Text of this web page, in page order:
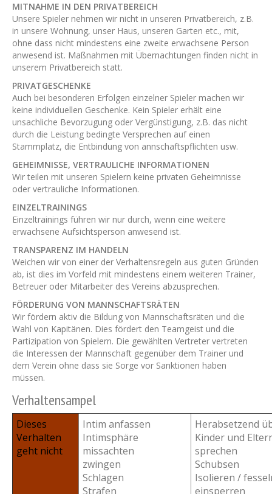
MITNAHME IN DEN PRIVATBEREICH
Unsere Spieler nehmen wir nicht in unseren Privatbereich, z.B.
in unsere Wohnung, unser Haus, unseren Garten etc., mit,
ohne dass nicht mindestens eine zweite erwachsene Person
anwesend ist. Maßnahmen mit Übernachtungen finden nicht in
unserem Privatbereich statt.
PRIVATGESCHENKE
Auch bei besonderen Erfolgen einzelner Spieler machen wir
keine individuellen Geschenke. Kein Spieler erhält eine
unsachliche Bevorzugung oder Vergünstigung, z.B. das nicht
durch die Leistung bedingte Versprechen auf einen
Stammplatz, die Entbindung von annschaftspflichten usw.
GEHEIMNISSE, VERTRAULICHE INFORMATIONEN
Wir teilen mit unseren Spielern keine privaten Geheimnisse
oder vertrauliche Informationen.
EINZELTRAININGS
Einzeltrainings führen wir nur durch, wenn eine weitere
erwachsene Aufsichtsperson anwesend ist.
TRANSPARENZ IM HANDELN
Weichen wir von einer der Verhaltensregeln aus guten Gründen
ab, ist dies im Vorfeld mit mindestens einem weiteren Trainer,
Betreuer oder Mitarbeiter des Vereins abzusprechen.
FÖRDERUNG VON MANNSCHAFTSRÄTEN
Wir fördern aktiv die Bildung von Mannschaftsräten und die
Wahl von Kapitänen. Dies fördert den Teamgeist und die
Partizipation von Spielern. Die gewählten Vertreter vertreten
die Interessen der Mannschaft gegenüber dem Trainer und
dem Verein ohne dass sie Sorge vor Sanktionen haben
müssen.
Verhaltensampel
Dieses
Verhalten
geht nicht
Intim anfassen
Intimsphäre
missachten
zwingen
Schlagen
Strafen
Herabsetzend
Kinder und
sprechen
Schubsen
Isolieren /
einsperren